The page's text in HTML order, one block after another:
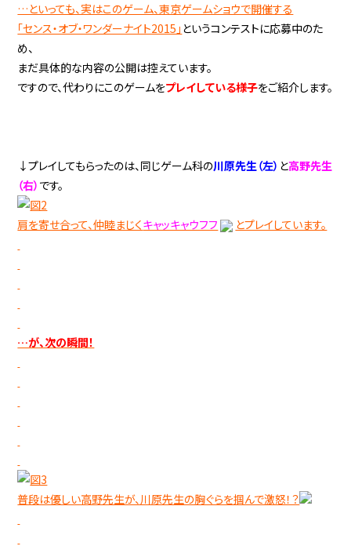
…といっても、実はこのゲーム、東京ゲームショウで開催する
「センス・オブ・ワンダーナイト2015」 というコンテストに応募中のた
め、
まだ具体的な内容の公開は控えています。
ですので、代わりにこのゲームをプレイしている様子をご紹介します。
↓プレイしてもらったのは、同じゲーム科の川原先生（左） と高野先生
（右） です。
肩を寄せ合って、仲睦まじくキャッキャウフフ とプレイしています。
…が、次の瞬間！
普段は優しい高野先生が、川原先生の胸ぐらを掴んで激怒！？